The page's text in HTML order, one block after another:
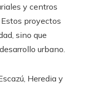
y centros
proyectos
sino que
urbano.
Heredia y